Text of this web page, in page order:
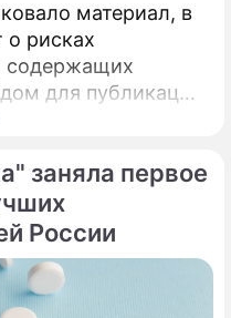
материал, в
о рисках
содержащих
на рынке
версии в
к росту
состав
отличаться от
заняла первое
России